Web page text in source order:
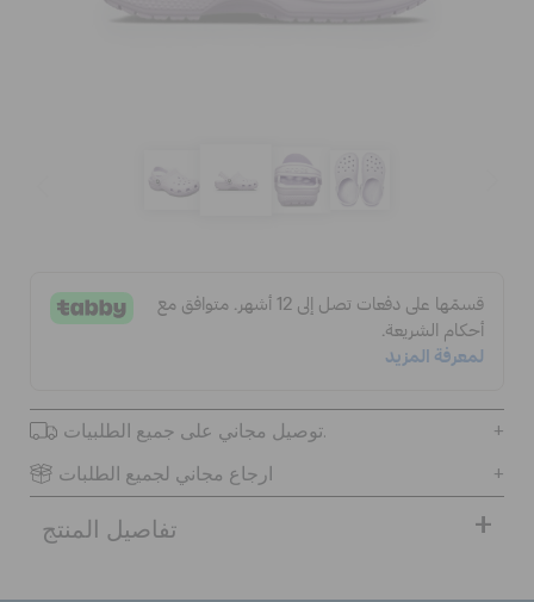
مميز
توصيل مجاني على جميع الطلبيات.
ارجاع مجاني لجميع الطلبات
تفاصيل المنتج